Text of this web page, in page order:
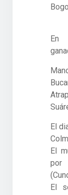
En
El
El
por
El